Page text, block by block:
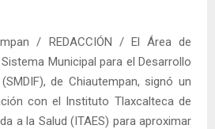
/ REDACCIÓN / El Área de
Municipal para el Desarrollo
de Chiautempan, signó un
con el Instituto Tlaxcalteca de
a la Salud (ITAES) para aproximar